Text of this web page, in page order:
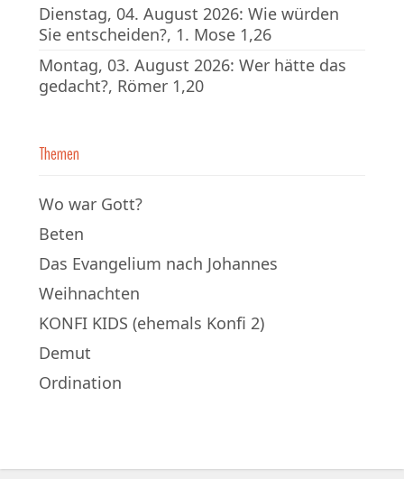
Dienstag, 04. August 2026: Wie würden
Sie entscheiden?, 1. Mose 1,26
Montag, 03. August 2026: Wer hätte das
gedacht?, Römer 1,20
Themen
Wo war Gott?
Beten
Das Evangelium nach Johannes
Weihnachten
KONFI KIDS (ehemals Konfi 2)
Demut
Ordination